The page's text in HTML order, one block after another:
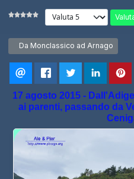
Valuta
Articolo precedente: Da
Da Monclassico ad Arnago
17 agosto 2015 -
ai parenti, passando da